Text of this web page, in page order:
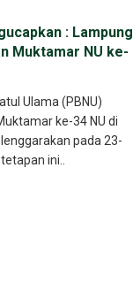
: Lampung
Muktamar NU ke-
Ulama (PBNU)
ke-34 NU di
pada 23-
ini..